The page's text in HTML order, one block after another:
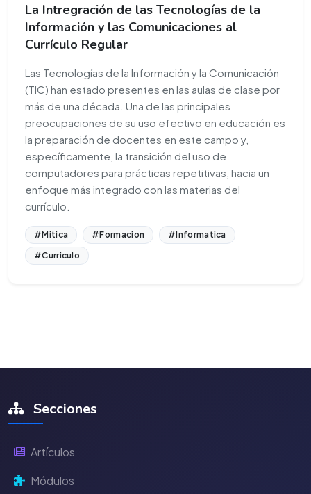
La Intregración de las Tecnologías de la
Información y las Comunicaciones al
Currículo Regular
Las Tecnologías de la Información y la Comunicación
(TIC) han estado presentes en las aulas de clase por
más de una década. Una de las principales
preocupaciones de su uso efectivo en educación es
la preparación de docentes en este campo y,
específicamente, la transición del uso de
computadores para prácticas repetitivas, hacia un
enfoque más integrado con las materias del
currículo.
#Mitica #Formacion
#Informatica
#Curriculo
Secciones
Artículos
Módulos